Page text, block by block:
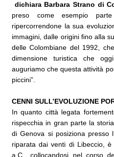
dichiara Barbara Strano di
preso come esempio parte
ripercorrendone la sua
immagini, dalle origini fino alla
delle Colombiane del 1992,
dimensione turistica che
auguriamo che questa attività
piccini”.
CENNI SULL’EVOLUZIONE
In quanto città legata
rispecchia in gran parte la
di Genova si posiziona presso
riparata dai venti di Libeccio,
a.C., collocandosi nel corso